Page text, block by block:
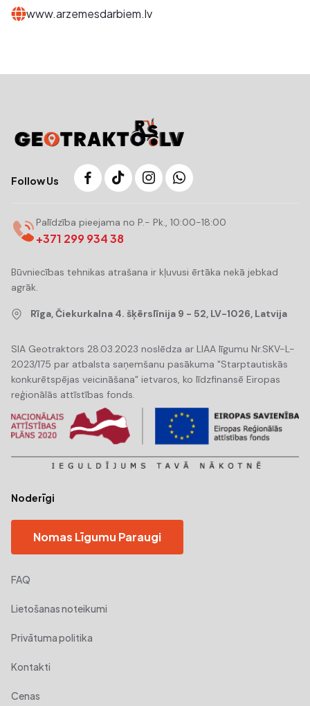
www.arzemesdarbiem.lv
Follow Us
Palīdzība pieejama no P.- Pk., 10:00-18:00
+371 299 934 38
Būvniecības tehnikas atrašana ir kļuvusi ērtāka nekā jebkad
agrāk.
Rīga, Čiekurkalna 4. šķērslīnija 9 - 52, LV-1026, Latvija
SIA Geotraktors 28.03.2023 noslēdza ar LIAA līgumu Nr.SKV-L-
2023/175 par atbalsta saņemšanu pasākuma "Starptautiskās
konkurētspējas veicināšana" ietvaros, ko līdzfinansē Eiropas
reģionālās attīstības fonds.
Noderīgi
Nomas Līgumu Paraugi
FAQ
Lietošanas noteikumi
Privātuma politika
Kontakti
Cenas